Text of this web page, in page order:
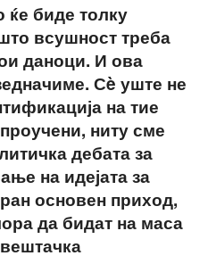
ќе биде толку
всушност треба
даноци. И ова
Сè уште не
на тие
ниту сме
дебата за
на идејата за
основен приход,
да бидат на маса